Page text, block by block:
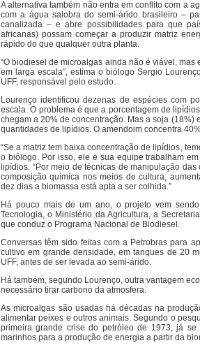
A alternativa também não entra em conflito com a
com a água salobra do semi-árido brasileiro –
canalizada – e abre possibilidades para que
africanas) possam começar a produzir matriz
rápido do que qualquer outra planta.
“O biodiesel de microalgas ainda não é viável,
em larga escala”, estima o biólogo Sergio
UFF, responsável pelo estudo.
Lourenço identificou dezenas de espécies com
escala. O problema é que a porcentagem de
chegam a 20% de concentração. Mas a soja (18%)
quantidades de lipídios. O amendoim concentra
“Se a matriz tem baixa concentração de lipídios,
o biólogo. Por isso, ele e sua equipe trabalham
lipídios. “Por meio de técnicas de manipulação
composição química nos meios de cultura,
dez dias a biomassa está apta a ser colhida.”
Há pouco mais de um ano, o projeto vem
Tecnologia, o Ministério da Agricultura, a
que conduz o Programa Nacional de Biodiesel.
Conversas têm sido feitas com a Petrobras para
cultivo em grande densidade, em tanques de 20
UFF, antes de ser levada ao semi-árido.
Há também, segundo Lourenço, outra vantagem
necessário tirar carbono da atmosfera.
As microalgas são usadas há décadas na
alimentar peixes e outros animais. Segundo o
primeira grande crise do petróleo de 1973, já
marinhos para a produção de energia a partir da